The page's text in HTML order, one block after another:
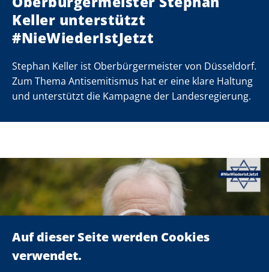
Keller unterstützt
#NieWiederIstJetzt
Stephan Keller ist Oberbürgermeister von Düsseldorf.
Zum Thema Antisemitismus hat er eine klare Haltung
und unterstützt die Kampagne der Landesregierung.
Video-Player